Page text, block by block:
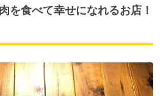
を食べて幸せになれるお店！